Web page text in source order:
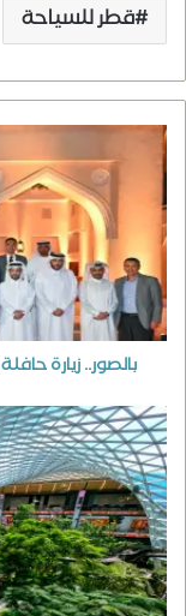
قطر للسياحة
بالصور.. زيارة